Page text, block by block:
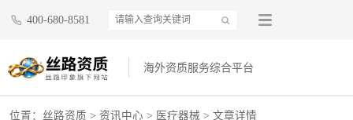
400-680-8581
海外资质服务综合平台
位置： 丝路资质 > 资讯中心 > 医疗器械 > 文章详情